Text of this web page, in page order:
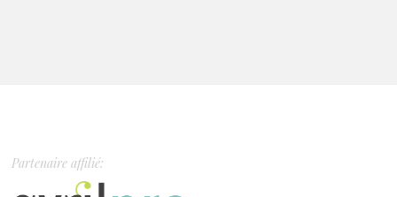
Partenaire affilié: